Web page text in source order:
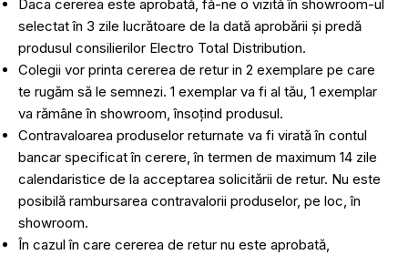
Daca cererea este aprobată, fă-ne o vizită în showroom-ul
selectat în 3 zile lucrătoare de la dată aprobării și predă
produsul consilierilor Electro Total Distribution.
Colegii vor printa cererea de retur in 2 exemplare pe care
te rugăm să le semnezi. 1 exemplar va fi al tău, 1 exemplar
va rămâne în showroom, însoțind produsul.
Contravaloarea produselor returnate va fi virată în contul
bancar specificat în cerere, în termen de maximum 14 zile
calendaristice de la acceptarea solicitării de retur. Nu este
posibilă rambursarea contravalorii produselor, pe loc, în
showroom.
În cazul în care cererea de retur nu este aprobată,